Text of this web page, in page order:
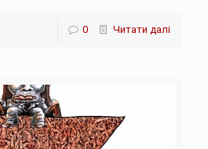
0 Читати далі